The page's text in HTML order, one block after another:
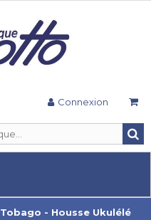
Connexion
Tobago - Housse Ukulélé